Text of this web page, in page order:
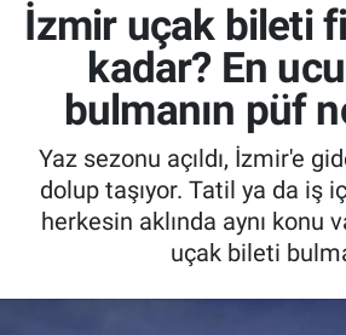
İzmir uçak bileti
kadar? En
bulmanın püf
Yaz sezonu açıldı, İzmir'e
dolup taşıyor. Tatil ya da iş
herkesin aklında aynı konu
uçak bileti
İzmir Namaz Vakitleri
İzmir Trafik Yoğunluk Haritası
Süper Lig Puan Durumu ve
Tüm Manşetler
Son Dakika Haberleri